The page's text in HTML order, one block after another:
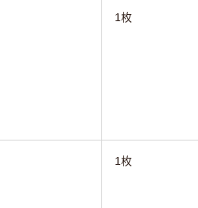
1枚
1枚